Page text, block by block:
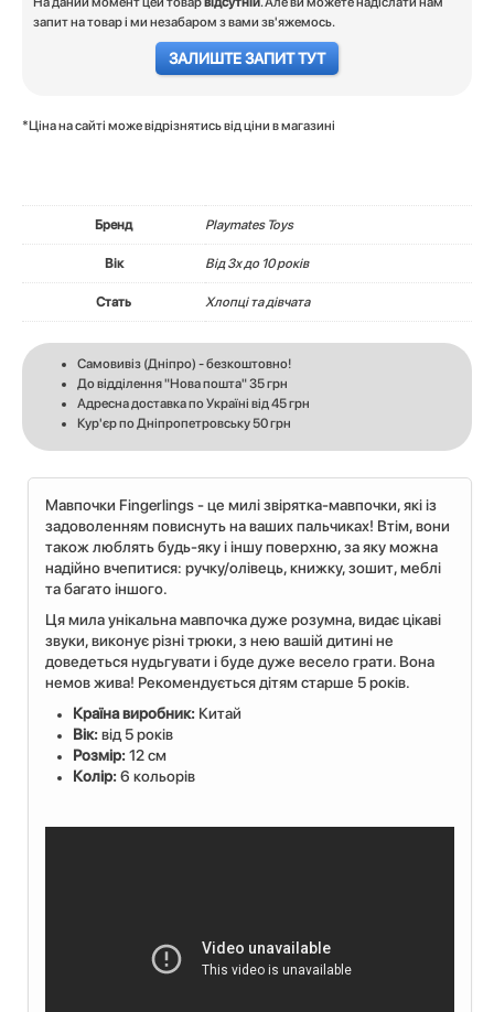
запит на товар і ми незабаром з вами зв'яжемось.
ЗАЛИШТЕ ЗАПИТ ТУТ
*Ціна на сайті може відрізнятись від ціни в магазині
Бренд Playmates Toys
Вік Вiд 3х до 10 років
Стать Хлопці та дівчата
Самовивіз (Дніпро) - безкоштовно!
До відділення "Нова пошта" 35 грн
Адресна доставка по Україні від 45 грн
Кур'єр по Дніпропетровську 50 грн
Мавпочки Fingerlings - це милі звірятка-мавпочки, які із
задоволенням повиснуть на ваших пальчиках! Втім, вони
також люблять будь-яку і іншу поверхню, за яку можна
надійно вчепитися: ручку/олівець, книжку, зошит, меблі
та багато іншого.
Ця мила унікальна мавпочка дуже розумна, видає цікаві
звуки, виконує різні трюки, з нею вашій дитині не
доведеться нудьгувати і буде дуже весело грати. Вона
немов жива! Рекомендується дітям старше 5 років.
Країна виробник: Китай
Вік:від 5 років
Розмір:12 см
Колір:6 кольорів